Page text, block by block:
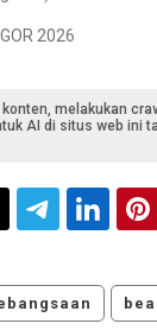
2026
melakukan
AI di situs web ini